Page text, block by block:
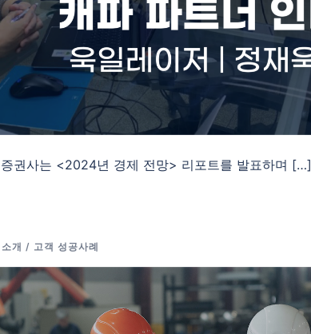
권사는 <2024년 경제 전망> 리포트를 발표하며 […]
개 / 고객 성공사례